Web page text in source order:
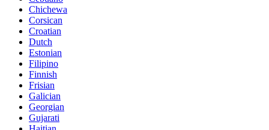
Chichewa
Corsican
Croatian
Dutch
Estonian
Filipino
Finnish
Frisian
Galician
Georgian
Gujarati